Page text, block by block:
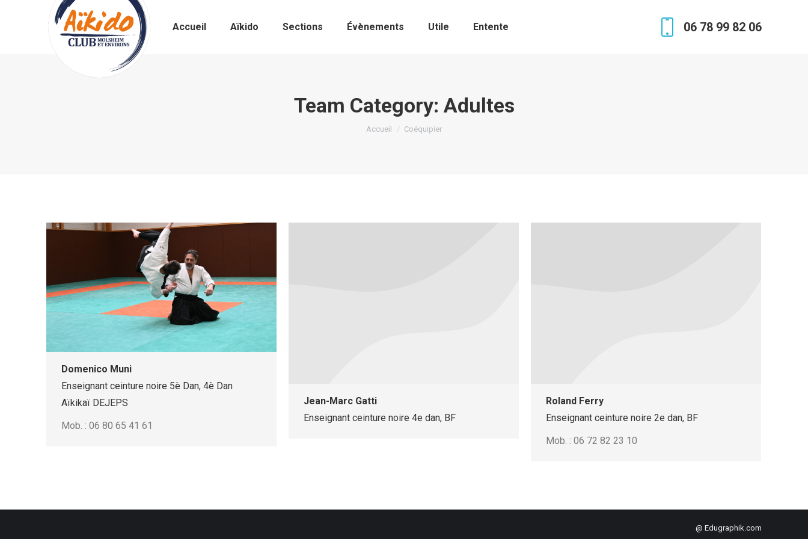
Accueil Aïkido Sections Évènements Utile Entente 06 78 99 82 06
Team Category: Adultes
Vous êtes ici :
Accueil Coéquipier
Domenico Muni
Enseignant ceinture noire 5è Dan, 4è Dan
Aïkikaï DEJEPS
Mob. : 06 80 65 41 61
Jean-Marc Gatti
Enseignant ceinture noire 4e dan, BF
Roland Ferry
Enseignant ceinture noire 2e dan, BF
Mob. : 06 72 82 23 10
@ Edugraphik.com